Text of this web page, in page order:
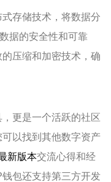
存储技术，将数据分
据的安全性和可靠
压缩和加密技术，确
更是一个活跃的社区
以找到其他数字资产
新版本交流心得和经
包还支持第三方开发